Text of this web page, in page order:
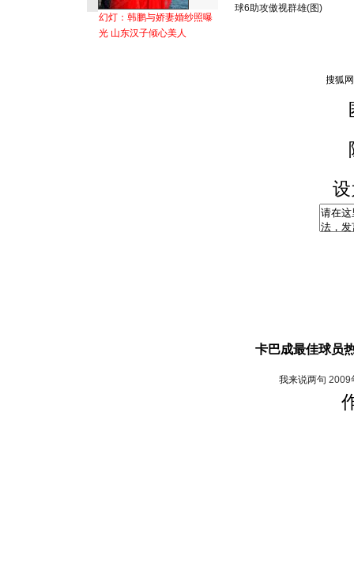
幻灯：韩鹏与娇妻婚纱照曝
光 山东汉子倾心美人
球6助攻傲视群雄(图)
卡巴成最佳球员
我来说两句 2009